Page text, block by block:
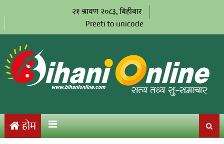
२१ श्रावण २०८३, बिहीबार
Preeti to unicode
होम